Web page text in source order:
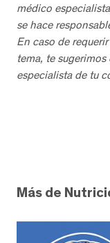
médico
se hace
En caso de
tema, te
especialista de tu
Más de